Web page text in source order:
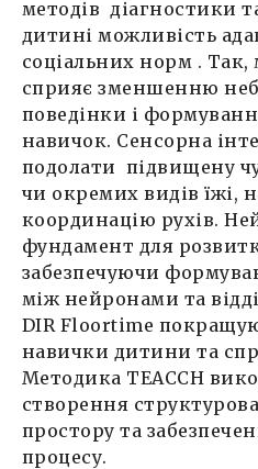
методів діагностики
дитині можливість
соціальних норм . Так,
сприяє зменшенню
поведінки і
навичок. Сенсорна
подолати підвищену
чи окремих видів їжі,
координацію рухів.
фундамент для
забезпечуючи
між нейронами та
DIR Floortime
навички дитини та
Методика ТЕАССН
створення
простору та
процесу.